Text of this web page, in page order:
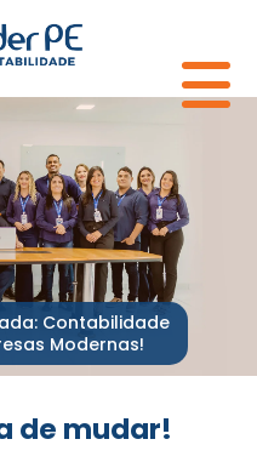
Contabilidade
Modernas!
de mudar!